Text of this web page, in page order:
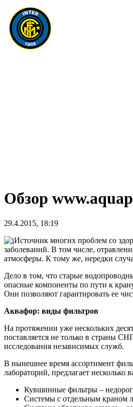
Обзор
29.4.2015, 18:19
Источник многих проблем со
заболеваний. В том числе,
атмосферы. К тому же, нередки
Дело в том, что старые
опасные компоненты по пути к
Они позволяют гарантировать ее
Аквафор: виды фильтров
На протяжении уже нескольких
поставляется не только в страны
исследования независимых служб.
В нынешнее время ассортимент
лабораторий, предлагает несколько
Кувшинные фильтры –
Системы с отдельным краном